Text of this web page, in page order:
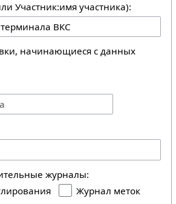
Участник:имя участника):
начинающиеся с данных
журналы:
Журнал меток